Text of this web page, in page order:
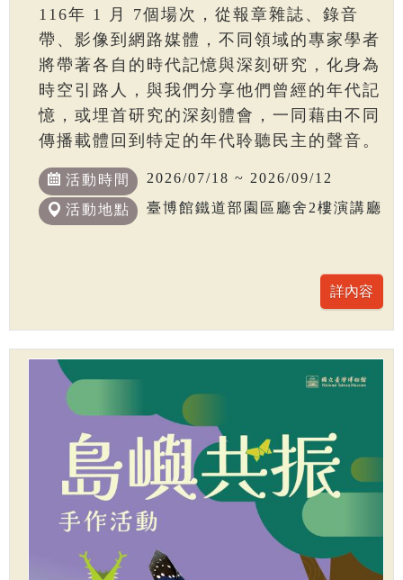
116年 1 月 7個場次，從報章雜誌、錄音
帶、影像到網路媒體，不同領域的專家學者
將帶著各自的時代記憶與深刻研究，化身為
時空引路人，與我們分享他們曾經的年代記
憶，或埋首研究的深刻體會，一同藉由不同
傳播載體回到特定的年代聆聽民主的聲音。
活動時間 2026/07/18 ~ 2026/09/12
活動地點 臺博館鐵道部園區廳舍2樓演講廳